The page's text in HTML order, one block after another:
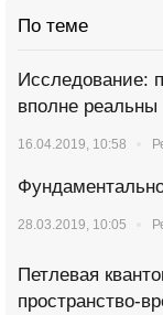
По теме
Исследование:
вполне реальны
16.04.2019, 10:58
28.03.2019, 10:05
Петлевая
пространство-